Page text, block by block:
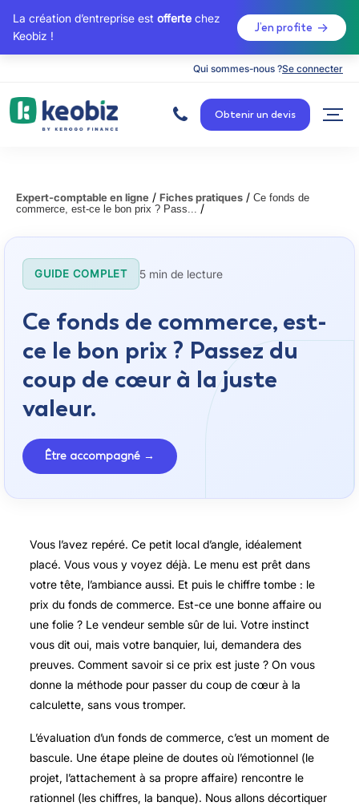
La création d’entreprise est offerte chez
Keobiz !
J’en profite
Qui sommes-nous ?Se connecter
c
c
u
Obtenir un devis
Expert-comptable en ligne / Fiches pratiques / Ce fonds de
commerce, est-ce le bon prix ? Pass.../
GUIDE COMPLET 5 min de lecture
Ce fonds de commerce, est-
ce le bon prix ? Passez du
coup de cœur à la juste
valeur.
Être accompagné →
Vous l’avez repéré. Ce petit local d’angle, idéalement
placé. Vous vous y voyez déjà. Le menu est prêt dans
votre tête, l’ambiance aussi. Et puis le chiffre tombe : le
prix du fonds de commerce. Est-ce une bonne affaire ou
une folie ? Le vendeur semble sûr de lui. Votre instinct
vous dit oui, mais votre banquier, lui, demandera des
preuves. Comment savoir si ce prix est juste ? On vous
donne la méthode pour passer du coup de cœur à la
calculette, sans vous tromper.
L’évaluation d’un fonds de commerce, c’est un moment de
bascule. Une étape pleine de doutes où l’émotionnel (le
projet, l’attachement à sa propre affaire) rencontre le
rationnel (les chiffres, la banque). Nous allons décortiquer